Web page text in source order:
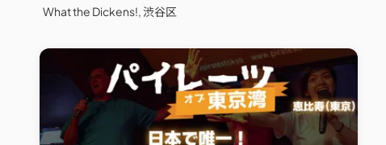
What the Dickens!, 渋谷区